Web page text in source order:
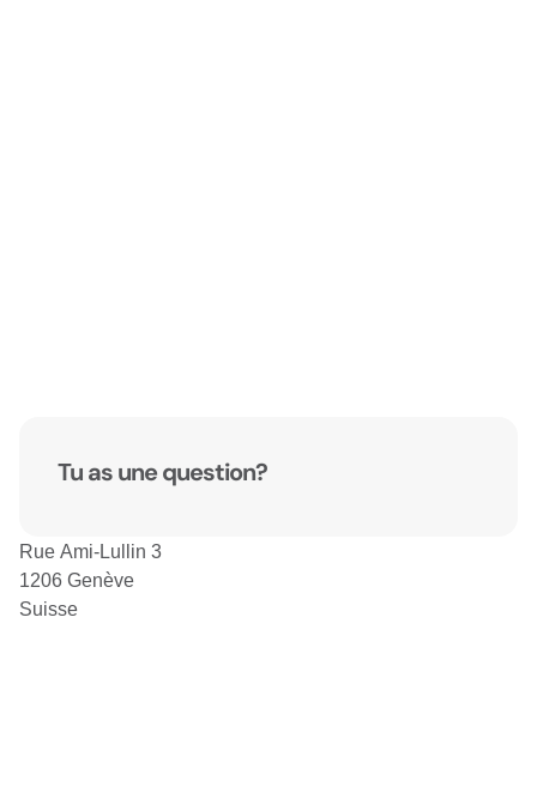
Tu as une question?
Rue Ami-Lullin 3
1206 Genève
Suisse